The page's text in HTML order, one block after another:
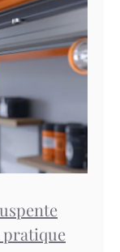
pratique